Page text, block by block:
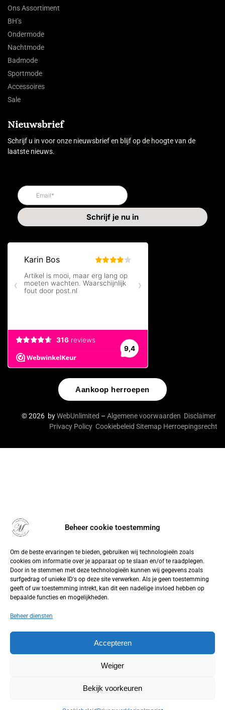
Beheer cookie toestemming
Om de beste ervaringen te bieden, gebruiken wij technologieën zoals
cookies om informatie over je apparaat op te slaan en/of te raadplegen.
Door in te stemmen met deze technologieën kunnen wij gegevens zoals
surfgedrag of unieke ID's op deze site verwerken. Als je geen toestemming
geeft of uw toestemming intrekt, kan dit een nadelige invloed hebben op
bepaalde functies en mogelijkheden.
Beheer diensten
Accepteren
Weiger
Bekijk voorkeuren
Ons Assortiment
BH’s
Ondermode
Nachtmode
Badmode
Sportmode
Accessoires
Sale
Nieuwsbrief
Schrijf u in voor onze nieuwsbrief en blijf op de hoogte van de
laatste nieuws.
Aankoop herroepen
© 2026 byWebUnlimited – Algemene voorwaarden Disclaimer
Privacy Policy Cookiebeleid Sitemap Herroepingsrecht